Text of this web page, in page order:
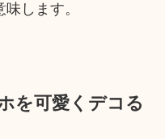
します。
を可愛くデコる